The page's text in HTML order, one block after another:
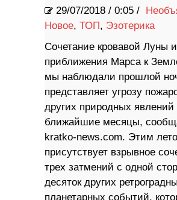
29/07/2018 / 0:05 /
Новое, ТОП, Эзотерика
Сочетание кровавой Луны и
приближения Марса к
мы наблюдали прошлой
представляет угрозу
других природных явлений
ближайшие месяцы,
kratko-news.com. Этим
присутствует взрывное
трех затмений с одной
десяток других
планетарных событий,